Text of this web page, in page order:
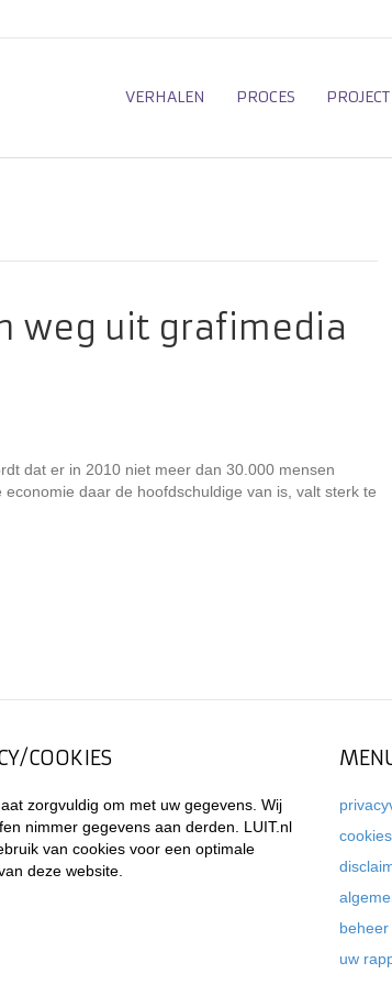
VERHALEN PROCES PROJECT
weg uit grafimedia
dat er in 2010 niet meer dan 30.000 mensen
daar de hoofdschuldige van is, valt sterk te
COOKIES
zorgvuldig om met uw gegevens. Wij
nimmer gegevens aan derden. LUIT.nl
van cookies voor een optimale
deze website.
cookies
beheer
uw